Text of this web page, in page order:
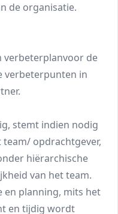
de organisatie.
verbeterplanvoor de
verbeterpunten in
stemt indien nodig
opdrachtgever,
hiërarchische
van het team.
en planning, mits het
en tijdig wordt